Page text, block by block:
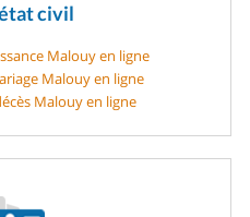
civil
Malouy en ligne
Malouy en ligne
Malouy en ligne